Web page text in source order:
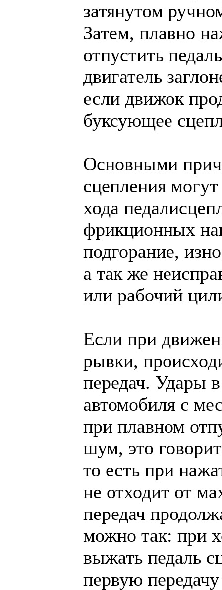
затянутом
Затем, плавно
отпустить
двигатель
если движок
буксующее
Основными
сцепления
хода
фрикционных
подгорание,
а так же
или рабочий
Если при
рывки,
передач. Удары
автомобиля с
при плавном
шум, это
то есть при
не отходит от
передач
можно так: при
выжать педаль
первую